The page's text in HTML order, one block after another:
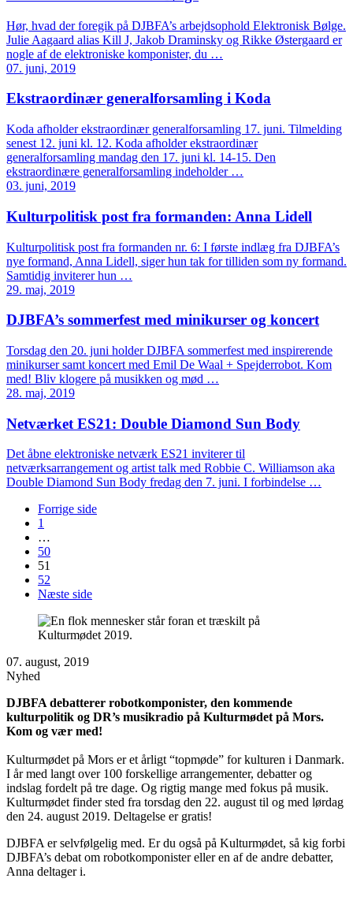
Hør, hvad der foregik på DJBFA’s arbejdsophold Elektronisk Bølge.
Julie Aagaard alias Kill J, Jakob Draminsky og Rikke Østergaard er
nogle af de elektroniske komponister, du …
07. juni, 2019
Ekstraordinær generalforsamling i Koda
Koda afholder ekstraordinær generalforsamling 17. juni. Tilmelding
senest 12. juni kl. 12. Koda afholder ekstraordinær
generalforsamling mandag den 17. juni kl. 14-15. Den
ekstraordinære generalforsamling indeholder …
03. juni, 2019
Kulturpolitisk post fra formanden: Anna Lidell
Kulturpolitisk post fra formanden nr. 6: I første indlæg fra DJBFA’s
nye formand, Anna Lidell, siger hun tak for tilliden som ny formand.
Samtidig inviterer hun …
29. maj, 2019
DJBFA’s sommerfest med minikurser og koncert
Torsdag den 20. juni holder DJBFA sommerfest med inspirerende
minikurser samt koncert med Emil De Waal + Spejderrobot. Kom
med! Bliv klogere på musikken og mød …
28. maj, 2019
Netværket ES21: Double Diamond Sun Body
Det åbne elektroniske netværk ES21 inviterer til
netværksarrangement og artist talk med Robbie C. Williamson aka
Double Diamond Sun Body fredag den 7. juni. I forbindelse …
Forrige side
1
…
50
51
52
Næste side
07. august, 2019
Nyhed
DJBFA debatterer robotkomponister, den kommende
kulturpolitik og DR’s musikradio på Kulturmødet på Mors.
Kom og vær med!
Kulturmødet på Mors er et årligt “topmøde” for kulturen i Danmark.
I år med langt over 100 forskellige arrangementer, debatter og
indslag fordelt på tre dage. Og rigtig mange med fokus på musik.
Kulturmødet finder sted fra torsdag den 22. august til og med lørdag
den 24. august 2019. Deltagelse er gratis!
DJBFA er selvfølgelig med. Er du også på Kulturmødet, så kig forbi
DJBFA’s debat om robotkomponister eller en af de andre debatter,
Anna deltager i.